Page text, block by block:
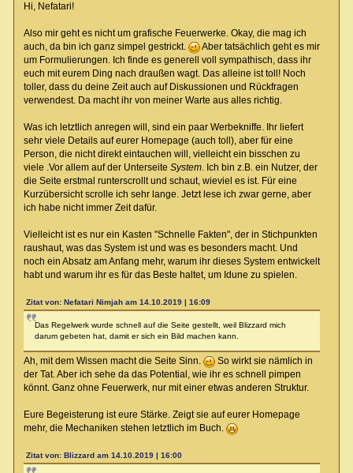
Hi, Nefatari!
Also mir geht es nicht um grafische Feuerwerke. Okay, die mag ich
auch, da bin ich ganz simpel gestrickt.
Aber tatsächlich geht es mir
um Formulierungen. Ich finde es generell voll sympathisch, dass ihr
euch mit eurem Ding nach draußen wagt. Das alleine ist toll! Noch
toller, dass du deine Zeit auch auf Diskussionen und Rückfragen
verwendest. Da macht ihr von meiner Warte aus alles richtig.
Was ich letztlich anregen will, sind ein paar Werbekniffe. Ihr liefert
sehr viele Details auf eurer Homepage (auch toll), aber für eine
Person, die nicht direkt eintauchen will, vielleicht ein bisschen zu
viele .Vor allem auf der Unterseite System. Ich bin z.B. ein Nutzer, der
die Seite erstmal runterscrollt und schaut, wieviel es ist. Für eine
Kurzübersicht scrolle ich sehr lange. Jetzt lese ich zwar gerne, aber
ich habe nicht immer Zeit dafür.
Vielleicht ist es nur ein Kasten "Schnelle Fakten", der in Stichpunkten
raushaut, was das System ist und was es besonders macht. Und
noch ein Absatz am Anfang mehr, warum ihr dieses System entwickelt
habt und warum ihr es für das Beste haltet, um Idune zu spielen.
Zitat von: Nefatari Nimjah am 14.10.2019 | 16:09
Das Regelwerk wurde schnell auf die Seite gestellt, weil Blizzard mich
darum gebeten hat, damit er sich ein Bild machen kann.
Ah, mit dem Wissen macht die Seite Sinn.
So wirkt sie nämlich in
der Tat. Aber ich sehe da das Potential, wie ihr es schnell pimpen
könnt. Ganz ohne Feuerwerk, nur mit einer etwas anderen Struktur.
Eure Begeisterung ist eure Stärke. Zeigt sie auf eurer Homepage
mehr, die Mechaniken stehen letztlich im Buch.
Zitat von: Blizzard am 14.10.2019 | 16:00